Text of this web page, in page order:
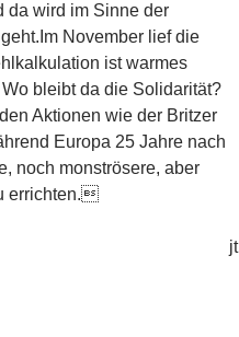
da wird im Sinne der
November lief die
ist warmes
bleibt da die Solidarität?
Aktionen wie der Britzer
Europa 25 Jahre nach
noch monströsere, aber
errichten.
jt